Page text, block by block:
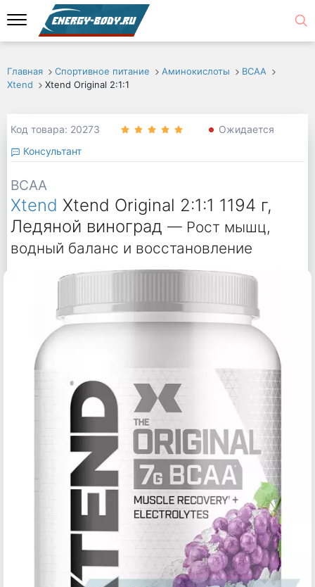
Главная Спортивное питание Аминокислоты
ВСАА
Xtend
Xtend Original 2:1:1
Код товара: 20273
Ожидается
Консультант
BCAA
Xtend Xtend Original 2:1:1 1194 г,
Ледяной виноград — Рост мышц,
водный баланс и восстановление